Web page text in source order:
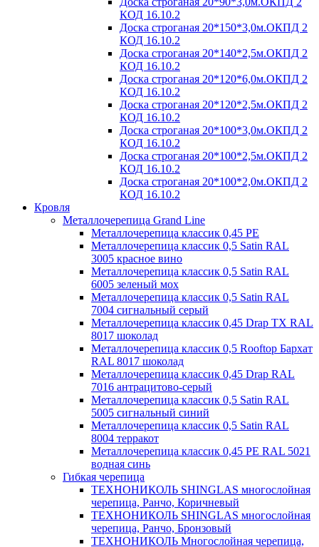
КОД 16.10.2
Доска строганая 20*150*3,0м.ОКПД 2
КОД 16.10.2
Доска строганая 20*140*2,5м.ОКПД 2
КОД 16.10.2
Доска строганая 20*120*6,0м.ОКПД 2
КОД 16.10.2
Доска строганая 20*120*2,5м.ОКПД 2
КОД 16.10.2
Доска строганая 20*100*3,0м.ОКПД 2
КОД 16.10.2
Доска строганая 20*100*2,5м.ОКПД 2
КОД 16.10.2
Доска строганая 20*100*2,0м.ОКПД 2
КОД 16.10.2
Кровля
Металлочерепица Grand Line
Металлочерепица классик 0,45 PE
Металлочерепица классик 0,5 Satin RAL
3005 красное вино
Металлочерепица классик 0,5 Satin RAL
6005 зеленый мох
Металлочерепица классик 0,5 Satin RAL
7004 сигнальный серый
Металлочерепица классик 0,45 Drap TX RAL
8017 шоколад
Металлочерепица классик 0,5 Rooftop Бархат
RAL 8017 шоколад
Металлочерепица классик 0,45 Drap RAL
7016 антрацитово-серый
Металлочерепица классик 0,5 Satin RAL
5005 сигнальный синий
Металлочерепица классик 0,5 Satin RAL
8004 терракот
Металлочерепица классик 0,45 PE RAL 5021
водная синь
Гибкая черепица
ТЕХНОНИКОЛЬ SHINGLAS многослойная
черепица, Ранчо, Коричневый
ТЕХНОНИКОЛЬ SHINGLAS многослойная
черепица, Ранчо, Бронзовый
ТЕХНОНИКОЛЬ Многослойная черепица,